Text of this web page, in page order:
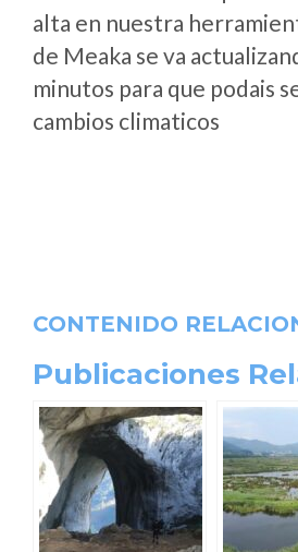
alta en nuestra
de Meaka se va
minutos para que podais
cambios climaticos
CONTENIDO
Publicaciones